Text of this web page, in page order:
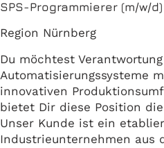
SPS-Programmierer (m/w/
Region Nürnberg
Du möchtest
Automatisierungssysteme
innovativen
bietet Dir diese Position
Unser Kunde ist ein
Industrieunternehmen aus